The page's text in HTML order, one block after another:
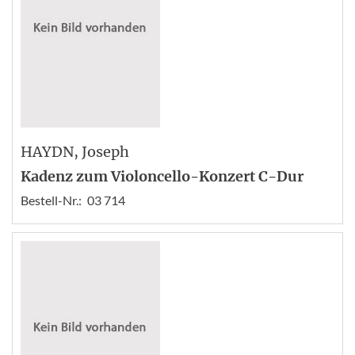
HAYDN, Joseph
Kadenz zum Violoncello-Konzert C-Dur
Bestell-Nr.: 03 714